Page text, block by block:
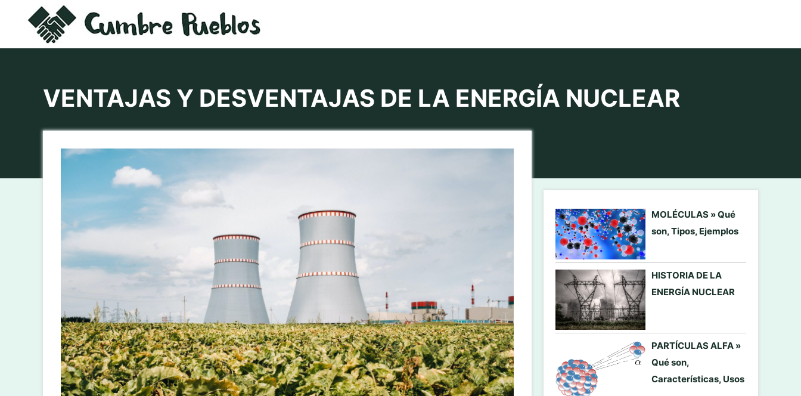
contenido
VENTAJAS Y DESVENTAJAS DE LA ENERGÍA NUCLEAR
MOLÉCULAS » Qué
son, Tipos, Ejemplos
HISTORIA DE LA
ENERGÍA NUCLEAR
PARTÍCULAS ALFA »
Qué son,
Características, Usos